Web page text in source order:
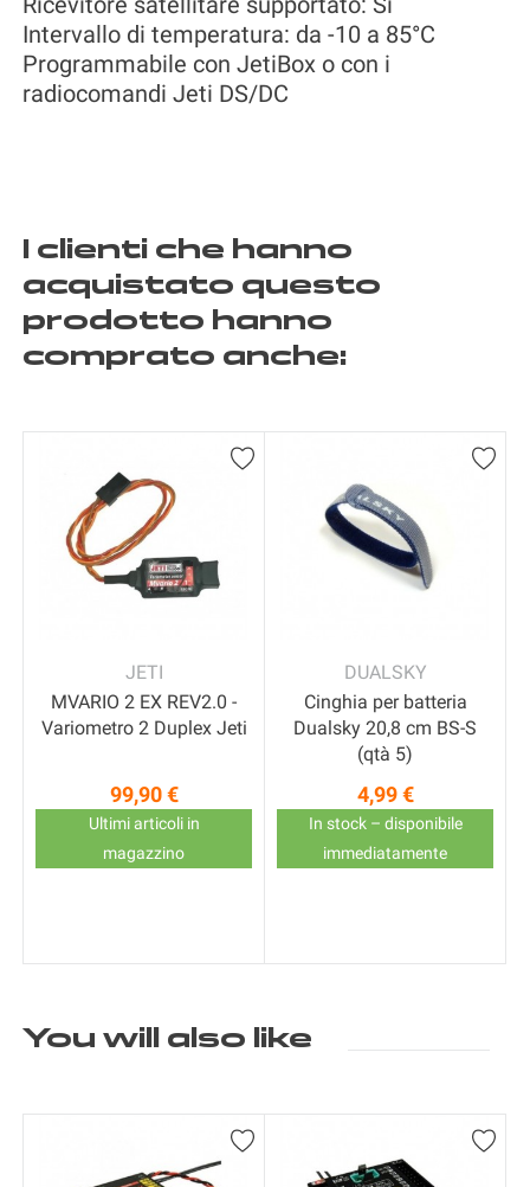
Intervallo di temperatura: da -10 a 85°C
Programmabile con JetiBox o con i
radiocomandi Jeti DS/DC
I clienti che hanno
acquistato questo
prodotto hanno
comprato anche:
JETI
MVARIO 2 EX REV2.0 -
Variometro 2 Duplex Jeti
Prezzo
99,90 €
Ultimi articoli in
magazzino
DUALSKY
Cinghia per batteria
Dualsky 20,8 cm BS-S
(qtà 5)
Prezzo
4,99 €
In stock – disponibile
immediatamente
You will also like